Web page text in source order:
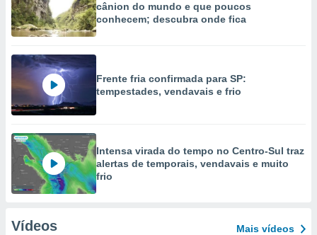
cânion do mundo e que poucos
conhecem; descubra onde fica
Frente fria confirmada para SP:
tempestades, vendavais e frio
Intensa virada do tempo no Centro-Sul traz
alertas de temporais, vendavais e muito
frio
Vídeos Mais vídeos